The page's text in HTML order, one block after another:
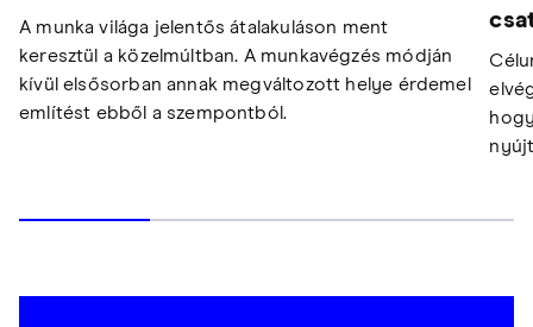
A munka világa jelentős átalakuláson ment
keresztül a közelmúltban. A munkavégzés módján
kívül elsősorban annak megváltozott helye érdemel
említést ebből a szempontból.